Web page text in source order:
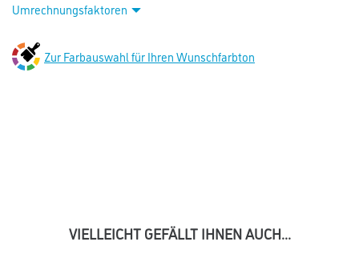
Umrechnungsfaktoren
Zur Farbauswahl für Ihren Wunschfarbton
VIELLEICHT GEFÄLLT IHNEN AUCH...